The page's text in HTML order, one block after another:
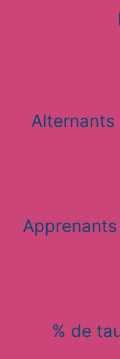
Alternants
% de